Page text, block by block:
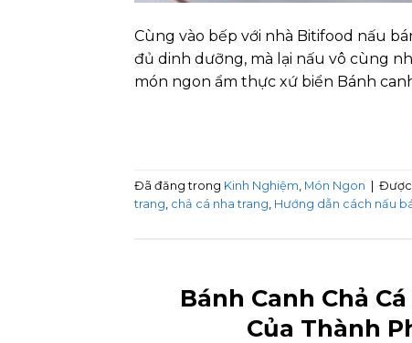
Cùng vào bếp với nhà Bitifood nấu
đủ dinh dưỡng, mà lại nấu vô cùng
món ngon ẩm thực xứ biển Bánh
Đã đăng trong Kinh Nghiệm Món Ngon | Được
trang chả cá nha trang Hướng dẫn cách nấu
Bánh Canh Chả
Của Thành